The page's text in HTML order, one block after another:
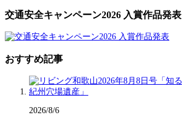
交通安全キャンペーン2026 入賞作品発表
おすすめ記事
2026/8/6